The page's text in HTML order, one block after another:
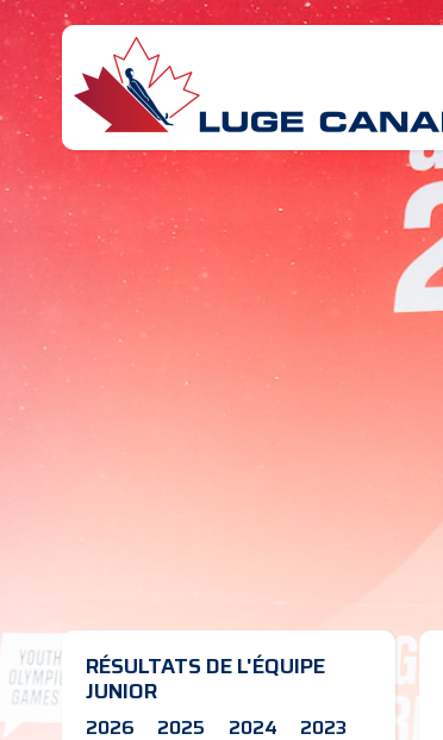
RÉSULTATS DE L'ÉQUIPE
JUNIOR
2026 2025 2024
2023